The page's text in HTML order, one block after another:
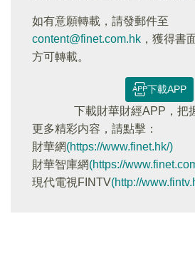
如有意願轉載，請發郵件至
content@finet.com.hk ，獲得書
方可轉載。
下載APP
下載財華財經APP，把
更多精彩内容，請點擊：
財華網(https://www.finet.hk/)
財華智庫網(https://
現代電視FINTV(http://